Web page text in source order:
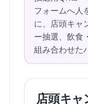
フォームへ人
に、店頭キャ
ー抽選、飲食
組み合わせた
店頭キャ